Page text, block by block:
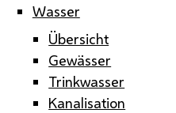
Wasser
Übersicht
Gewässer
Trinkwasser
Kanalisation